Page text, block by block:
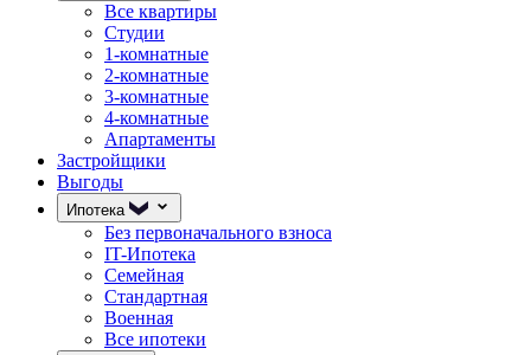
Все квартиры
Студии
1-комнатные
2-комнатные
3-комнатные
4-комнатные
Апартаменты
Застройщики
Выгоды
Ипотека
Без первоначального взноса
IT-Ипотека
Семейная
Стандартная
Военная
Все ипотеки